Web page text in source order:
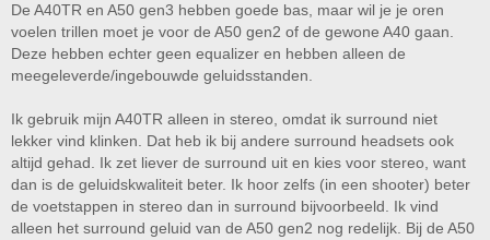
De A40TR en A50 gen3 hebben goede bas, maar wil je je oren
voelen trillen moet je voor de A50 gen2 of de gewone A40 gaan.
Deze hebben echter geen equalizer en hebben alleen de
meegeleverde/ingebouwde geluidsstanden.
Ik gebruik mijn A40TR alleen in stereo, omdat ik surround niet
lekker vind klinken. Dat heb ik bij andere surround headsets ook
altijd gehad. Ik zet liever de surround uit en kies voor stereo, want
dan is de geluidskwaliteit beter. Ik hoor zelfs (in een shooter) beter
de voetstappen in stereo dan in surround bijvoorbeeld. Ik vind
alleen het surround geluid van de A50 gen2 nog redelijk. Bij de A50